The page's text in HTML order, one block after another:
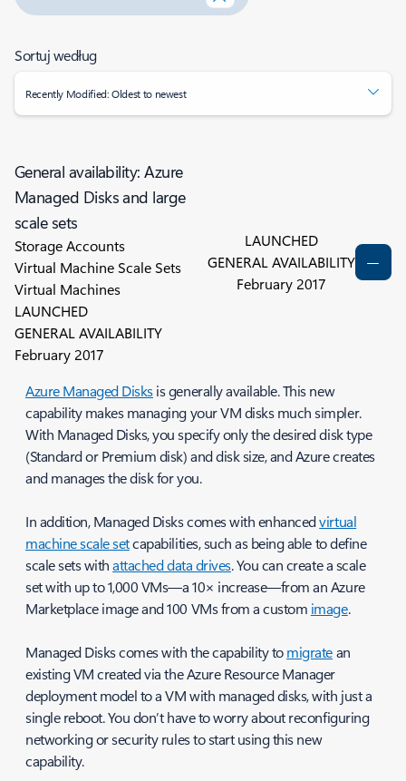
Sortuj według
Recently Modified: Oldest to newest
General availability: Azure
Managed Disks and large
scale sets
Storage Accounts
Virtual Machine Scale Sets
Virtual Machines
LAUNCHED
GENERAL AVAILABILITY
February 2017
LAUNCHED
GENERAL AVAILABILITY
February 2017
Azure Managed Disksis generally available. This new
capability makes managing your VM disks much simpler.
With Managed Disks, you specify only the desired disk type
(Standard or Premium disk) and disk size, and Azure creates
and manages the disk for you.
In addition, Managed Disks comes with enhancedvirtual
machine scale setcapabilities, such as being able to define
scale sets withattached datadrives. You can create a scale
set with up to 1,000 VMs—a 10× increase—from an Azure
Marketplace image and 100 VMs from a custom image.
Managed Disks comes with the capability tomigratean
existing VM created via the Azure Resource Manager
deployment model to a VM with managed disks, with just a
single reboot. You don’t have to worry about reconfiguring
networking or security rules to start using this new
capability.